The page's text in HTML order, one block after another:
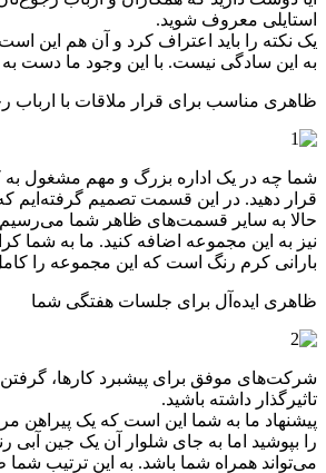
استایلی معروف شوید.
یک نکته را باید اعتراف کرد و آن هم این
به این سادگی نیست. با این وجود ما دست به
ظاهری مناسب برای قرار ملاقات با ارباب
شما چه در یک اداره بزرگ و مهم مشغول به
قرار دهید. در این قسمت تصمیم
حالا به سایر قسمت‌های ظاهر شما می‌رسیم.
نیز به این مجموعه اضافه کنید. ما به شما
بارانی کرم رنگ است که این مجموعه را
ظاهری ایده‌آل برای جلسات هفتگی شما
شرکت‌های موفق برای پیشبرد کارها،
تاثیرگذار داشته باشید.
پیشنهاد ما به شما این است که یک پیراهن
را بپوشید اما به جای شلوار آن یک جین
می‌تواند همراه شما باشد. به این ترتیب